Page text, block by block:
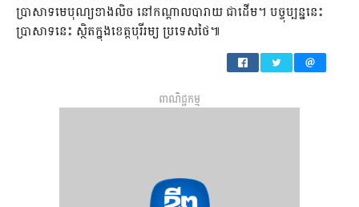
ប្រាសាទមេបុណ្យខាងលិច នៅកណ្តាលបារាយ ជាដើម។ បច្ចុប្បន្ននេះ
ប្រាសាទនេះ ស្ថិតក្នុងខេត្តបុរីរម្យ ប្រទេសថៃ៕
ពាណិជ្ជកម្ម